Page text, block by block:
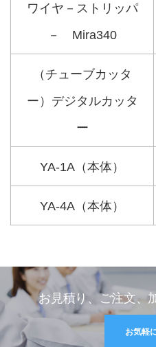
ワイヤ－ストリッパ
－ Mira340
（チューブカッタ
ー）デジタルカッタ
ー
YA-1A（本体）
YA-4A（本体）
お見積り、ご注文、
お気軽